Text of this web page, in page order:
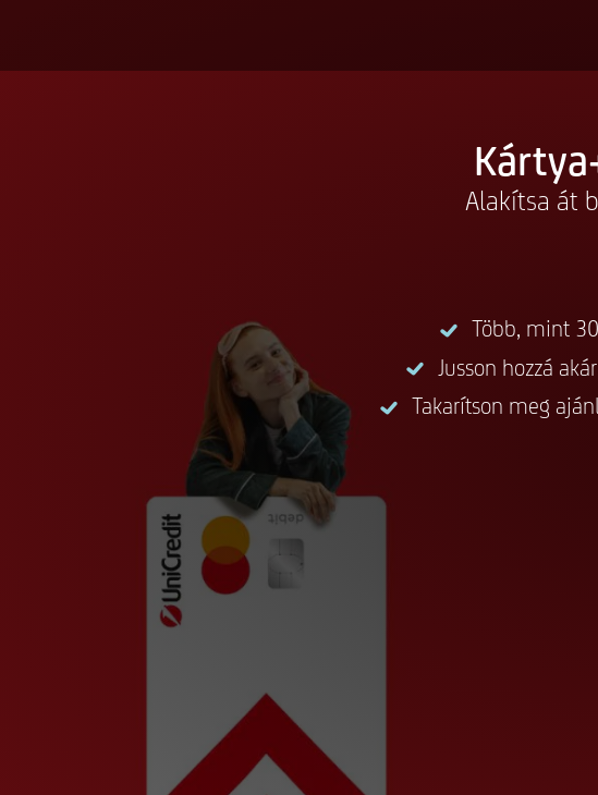
Alakítsa át
Több, mint
Jusson hozzá akár
Takarítson meg